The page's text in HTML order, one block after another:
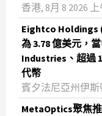
香港, 8月 8 2026
Eightco Holdings
為 3.78 億美元，
Industries、超過
代幣
賓夕法尼亞州伊斯
MetaOptics聚焦